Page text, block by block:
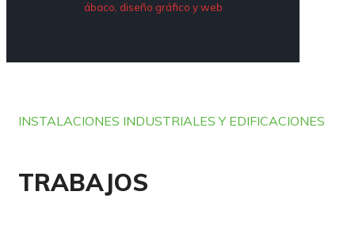
ábaco, diseño gráfico y web
INSTALACIONES INDUSTRIALES Y EDIFICACIONES
TRABAJOS